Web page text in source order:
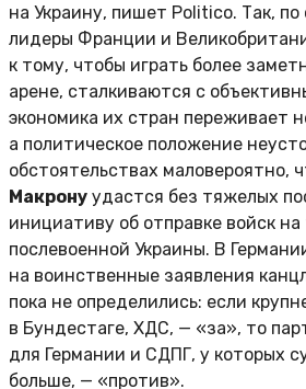
на Украину, пишет Politico. Так,
лидеры Франции и
к тому, чтобы играть более
арене, сталкиваются с
экономика их стран переживает
а политическое положение
обстоятельствах маловероятно,
Макрону удастся без тяжелых
инициативу об отправке войск
послевоенной Украины. В
на воинственные заявления
пока не определились: если
в Бундестаге, ХДС, — «за», то
для Германии и СДПГ, у которых
больше, — «против».